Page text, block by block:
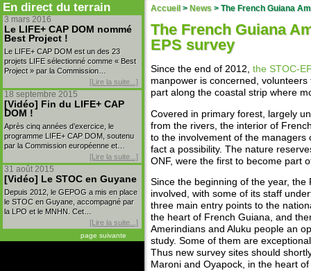
En direct du terrain
3 mars 2016
Le LIFE+ CAP DOM nommé
Best Project !
Le LIFE+ CAP DOM est un des 23
projets LIFE sélectionné comme « Best
Project » par la Commission…
[Lire la suite...]
18 septembre 2015
[Vidéo] Fin du LIFE+ CAP
DOM !
Après cinq années d’exercice, le
programme LIFE+ CAP DOM, soutenu
par la Commission européenne et…
[Lire la suite...]
31 août 2015
[Vidéo] Le STOC en Guyane
Depuis 2012, le GEPOG a mis en place
le STOC en Guyane, accompagné par
la LPO et le MNHN. Cet…
[Lire la suite...]
page suivante
Accueil > News >The French Guiana
The French Guiana
EPS survey
Since the end of 2012, the STOC-
manpower is concerned,
part along the coastal strip where
Covered in primary forest, largely
from the rivers, the interior of
to the involvement of the managers
fact a possibility. The nature
ONF, were the first to become part
Since the beginning of the year,
involved, with some of its staff
three main entry points to the
the heart of French Guiana, and
Amerindians and Aluku people an
study. Some of them are
Thus new survey sites should
Maroni and Oyapock, in the heart